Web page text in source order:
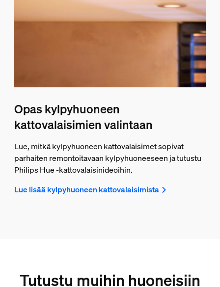
Opas kylpyhuoneen
kattovalaisimien valintaan
Lue, mitkä kylpyhuoneen kattovalaisimet sopivat
parhaiten remontoitavaan kylpyhuoneeseen ja tutustu
Philips Hue ‑kattovalaisinideoihin.
Lue lisää kylpyhuoneen kattovalaisimista
Tutustu muihin huoneisiin